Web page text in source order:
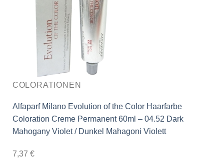
COLORATIONEN
Alfaparf Milano Evolution of the Color Haarfarbe
Coloration Creme Permanent 60ml – 04.52 Dark
Mahogany Violet / Dunkel Mahagoni Violett
7,37 €